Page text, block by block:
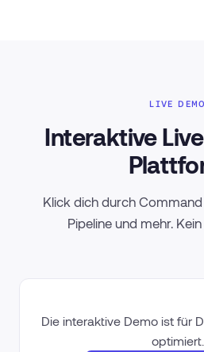
LIVE DEMO
Interaktive
Klick dich durch Command
Pipeline und mehr.
Die interaktive Demo ist für
optimiert.